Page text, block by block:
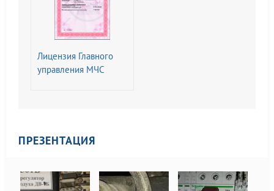
Лицензия Главного
управления МЧС
обслуживанию и
пожарной
ПРЕЗЕНТАЦИЯ